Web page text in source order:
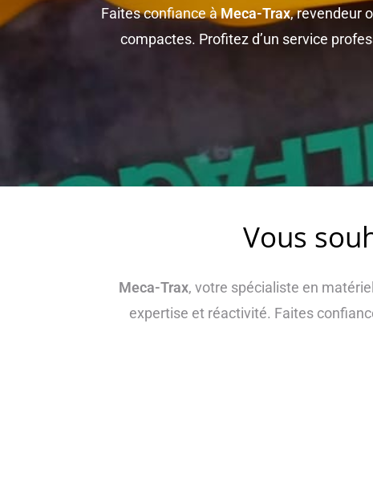
Faites confiance àMeca-Trax, revendeur
compactes. Profitez d’un service
Vous
Meca-Trax, votre spécialiste en
expertise et réactivité. Faites